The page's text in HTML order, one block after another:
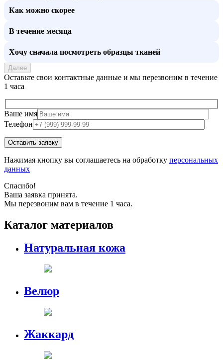
Как можно скорее
В течение месяца
Хочу сначала посмотреть образцы тканей
Далее
Оставьте свои контактные данные и мы перезвоним в течение
1 часа
Ваше имя
Телефон
Нажимая кнопку вы соглашаетесь на обработку персональных
данных
Спасибо!
Ваша заявка принята.
Мы перезвоним вам в течение 1 часа.
Каталог материалов
Натуральная кожа
Велюр
Жаккард